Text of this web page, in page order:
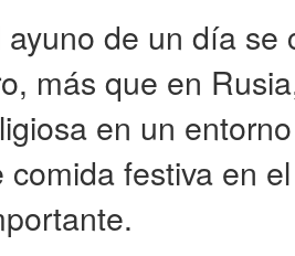
ayuno de un día
más que en
en un
comida festiva en